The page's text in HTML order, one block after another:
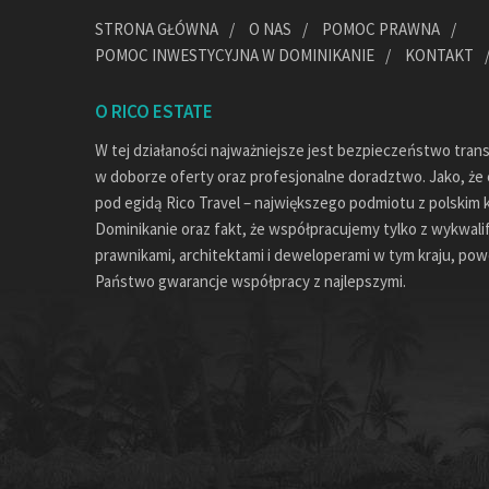
STRONA GŁÓWNA O NAS
POMOC PRAWNA
POMOC INWESTYCYJNA W DOMINIKANIE
KONTAKT
O RICO ESTATE
W tej działaności najważniejsze jest bezpieczeństwo
w doborze oferty oraz profesjonalne doradztwo. Jako, że
pod egidą Rico Travel – największego podmiotu z polskim
Dominikanie oraz fakt, że współpracujemy tylko z
prawnikami, architektami i deweloperami w tym kraju,
Państwo gwarancje współpracy z najlepszymi.